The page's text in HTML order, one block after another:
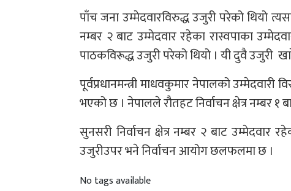
पाँच जना उम्मेदवारविरुद्ध उजुरी परेको थियो
नम्बर २ बाट उम्मेदवार रहेका रास्वपाका
पाठकविरूद्ध उजुरी परेको थियो । यी दुवै उजुरी
पूर्वप्रधानमन्त्री माधवकुमार नेपालको
भएको छ । नेपालले रौतहट निर्वाचन क्षेत्र नम्बर १
सुनसरी निर्वाचन क्षेत्र नम्बर २ बाट उम्मेदवार
उजुरीउपर भने निर्वाचन आयोग छलफलमा छ ।
No tags available